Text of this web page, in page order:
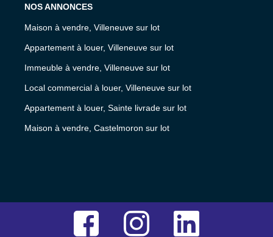
NOS ANNONCES
Maison à vendre, Villeneuve sur lot
Appartement à louer, Villeneuve sur lot
Immeuble à vendre, Villeneuve sur lot
Local commercial à louer, Villeneuve sur lot
Appartement à louer, Sainte livrade sur lot
Maison à vendre, Castelmoron sur lot